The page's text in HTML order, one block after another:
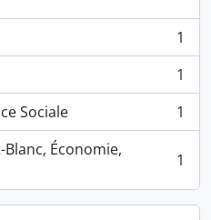
1
1
Sociale
1
Économie,
1